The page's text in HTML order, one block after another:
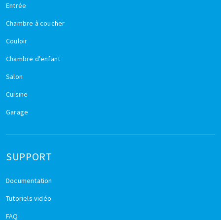
Entrée
Chambre à coucher
Couloir
Chambre d'enfant
Salon
Cuisine
Garage
SUPPORT
Documentation
Tutoriels vidéo
FAQ